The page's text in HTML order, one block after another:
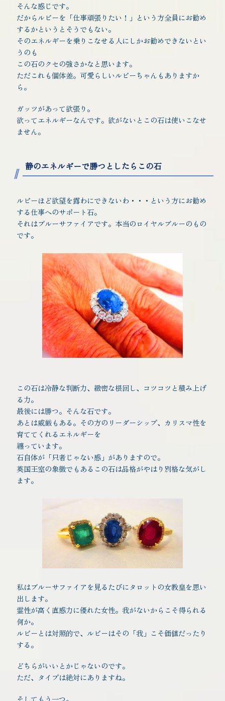
そんな感じです。
だからルビーを「仕事頑張りたい！」という方全員にお勧め
するかというとそうでもない。
そのエネルギーを乗りこなせる人にしかお勧めできないとい
うのも
この石のクセの強さかなと思います。
ただこれも個体差。可愛らしいルビーちゃんもありますか
ら。
ガッツがあって欲張り。
欲ってエネルギーなんです。欲がないとこの石は使いこなせ
ません。
静のエネルギーで勝つとしたらこの石
ルビーほど欲望を露わにできないわ・・・という方にお勧め
する仕事へのサポート石。
それはブルーサファイアです。本当のロイヤルブルーのもの
です。
この石は冷静な判断力、緻密な根回し、コツコツと積み上げ
る力。
最後には勝つ。そんな石です。
あとは威厳もある。その方のリーダーシップ、カリスマ性を
育ててくれるエネルギーを
纏っています。
石自体が「只者じゃない感」がありますので。
英国王室の象徴でもあるこの石は品格がやはり別格な気がし
ます。
私はブルーサファイアを見るたびにタロットの女教皇を思い
出します。
霊性が高く直感力に優れた女性。我がないからこそ得られる
何か。
ルビーとは対照的で、ルビーはその「我」こそ価値だったり
する。
どちらがいいとかじゃないのです。
ただ、タイプは絶対にありますね。
そしてもう一つ。